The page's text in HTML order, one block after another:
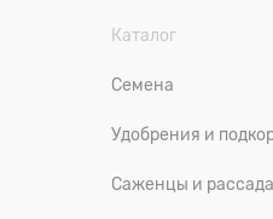
Каталог
Семена
Удобрения и
Саженцы и рассада